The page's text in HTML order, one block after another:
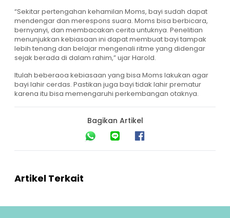
“Sekitar pertengahan kehamilan Moms, bayi sudah dapat
mendengar dan merespons suara. Moms bisa berbicara,
bernyanyi, dan membacakan cerita untuknya. Penelitian
menunjukkan kebiasaan ini dapat membuat bayi tampak
lebih tenang dan belajar mengenali ritme yang didengar
sejak berada di dalam rahim,” ujar Harold.
Itulah beberaoa kebiasaan yang bisa Moms lakukan agar
bayi lahir cerdas. Pastikan juga bayi tidak lahir prematur
karena itu bisa memengaruhi perkembangan otaknya.
Bagikan Artikel
Artikel Terkait